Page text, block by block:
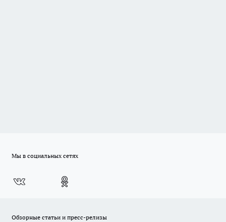
Мы в социальных сетях
Обзорные статьи и пресс-релизы